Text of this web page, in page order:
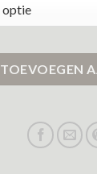
TOEVOEGEN